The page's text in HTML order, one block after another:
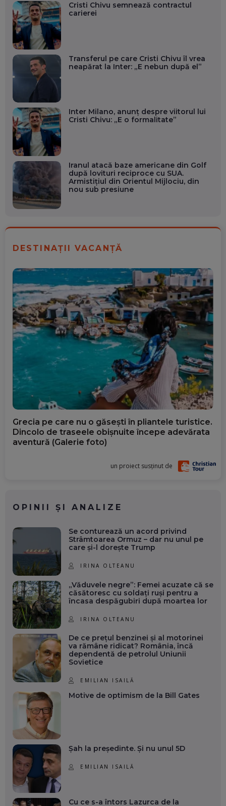
Cristi Chivu semnează contractul
carierei
Transferul pe care Cristi Chivu îl vrea
neapărat la Inter: „E nebun după el”
Inter Milano, anunț despre viitorul lui
Cristi Chivu: „E o formalitate”
Iranul atacă baze americane din Golf
după lovituri reciproce cu SUA.
Armistițiul din Orientul Mijlociu, din
nou sub presiune
DESTINAȚII VACANȚĂ
Grecia pe care nu o găsești în pliantele turistice.
Dincolo de traseele obișnuite începe adevărata
aventură (Galerie foto)
un proiect susținut de
OPINII ȘI ANALIZE
Se conturează un acord privind
Strâmtoarea Ormuz – dar nu unul pe
care și-l dorește Trump
IRINA OLTEANU
„Văduvele negre”: Femei acuzate că se
căsătoresc cu soldați ruși pentru a
încasa despăgubiri după moartea lor
IRINA OLTEANU
De ce prețul benzinei și al motorinei
va rămâne ridicat? România, încă
dependentă de petrolul Uniunii
Sovietice
EMILIAN ISAILĂ
Motive de optimism de la Bill Gates
Șah la președinte. Și nu unul 5D
EMILIAN ISAILĂ
Cu ce s-a întors Lazurca de la